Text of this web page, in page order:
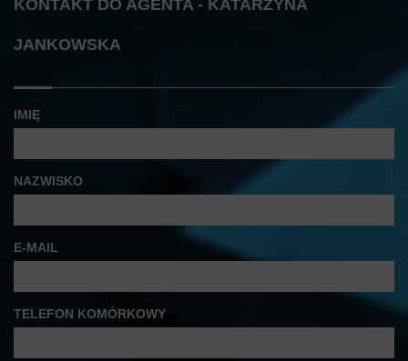
KONTAKT DO AGENTA - KATARZYNA
JANKOWSKA
IMIĘ
NAZWISKO
E-MAIL
TELEFON KOMÓRKOWY